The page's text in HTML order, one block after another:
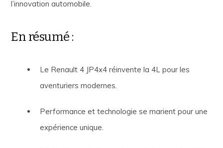
l’innovation automobile.
En résumé :
Le Renault 4 JP4x4 réinvente la 4L pour les
aventuriers modernes.
Performance et technologie se marient pour une
expérience unique.